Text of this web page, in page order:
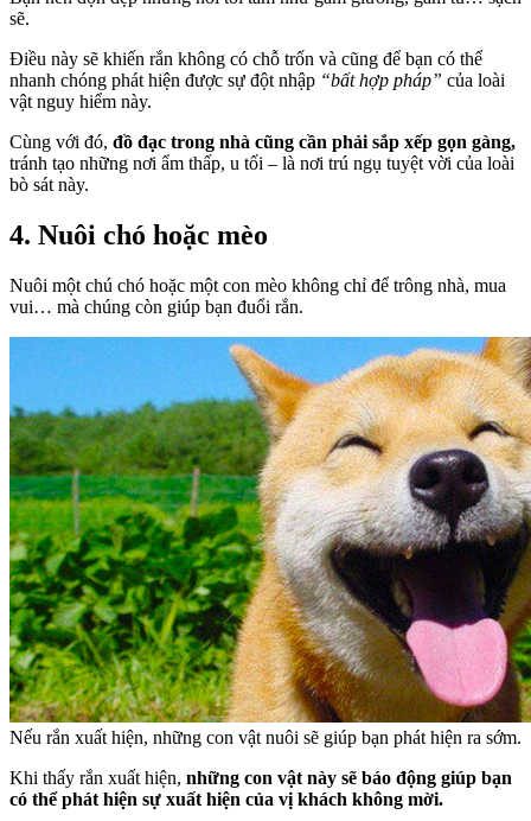
sẽ.
Điều này sẽ khiến rắn không có chỗ trốn và cũng để bạn có thể
nhanh chóng phát hiện được sự đột nhập “bất hợp pháp” của loài
vật nguy hiểm này.
Cùng với đó, đồ đạc trong nhà cũng cần phải sắp xếp gọn gàng,
tránh tạo những nơi ẩm thấp, u tối – là nơi trú ngụ tuyệt vời của loài
bò sát này.
4. Nuôi chó hoặc mèo
Nuôi một chú chó hoặc một con mèo không chỉ để trông nhà, mua
vui… mà chúng còn giúp bạn đuổi rắn.
Nếu rắn xuất hiện, những con vật nuôi sẽ giúp bạn phát hiện ra sớm.
Khi thấy rắn xuất hiện, những con vật này sẽ báo động giúp bạn
có thể phát hiện sự xuất hiện của vị khách không mời.